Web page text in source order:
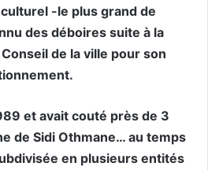
-le plus grand de
des déboires suite à la
de la ville pour son
et avait couté près de 3
de Sidi Othmane… au temps
en plusieurs entités